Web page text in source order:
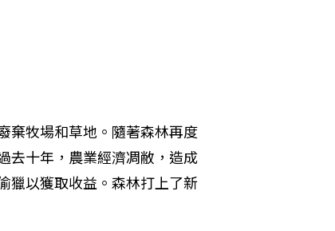
棄牧場和草地。隨著森林再度
去十年，農業經濟凋敝，造成
獵以獲取收益。森林打上了新